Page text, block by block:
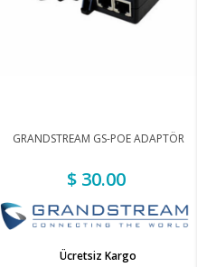
GRANDSTREAM GS-POE ADAPTÖR
$ 30.00
Ücretsiz Kargo